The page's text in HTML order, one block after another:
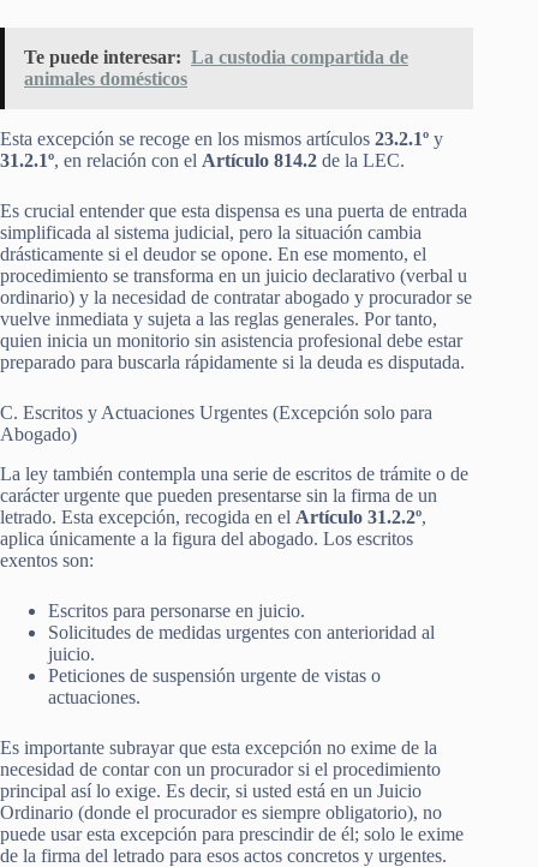
Te puede interesar: La custodia compartida de
animales domésticos
Esta excepción se recoge en los mismos artículos 23.2.1º y
31.2.1º, en relación con el Artículo 814.2 de la LEC.
Es crucial entender que esta dispensa es una puerta de entrada
simplificada al sistema judicial, pero la situación cambia
drásticamente si el deudor se opone. En ese momento, el
procedimiento se transforma en un juicio declarativo (verbal u
ordinario) y la necesidad de contratar abogado y procurador se
vuelve inmediata y sujeta a las reglas generales. Por tanto,
quien inicia un monitorio sin asistencia profesional debe estar
preparado para buscarla rápidamente si la deuda es disputada.
C. Escritos y Actuaciones Urgentes (Excepción solo para
Abogado)
La ley también contempla una serie de escritos de trámite o de
carácter urgente que pueden presentarse sin la firma de un
letrado. Esta excepción, recogida en el Artículo 31.2.2º,
aplica únicamente a la figura del abogado. Los escritos
exentos son:
Escritos para personarse en juicio.
Solicitudes de medidas urgentes con anterioridad al
juicio.
Peticiones de suspensión urgente de vistas o
actuaciones.
Es importante subrayar que esta excepción no exime de la
necesidad de contar con un procurador si el procedimiento
principal así lo exige. Es decir, si usted está en un Juicio
Ordinario (donde el procurador es siempre obligatorio), no
puede usar esta excepción para prescindir de él; solo le exime
de la firma del letrado para esos actos concretos y urgentes.